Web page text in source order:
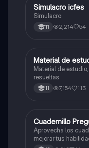
ICFES: Lectura Crítica
Simulacro icfes
Simulacro
11 2,214 54
ICFES: Matemáticas
Material de
Material de
resueltas
11 7,154 113
ICFES: Inglés
Cuadernillo
Aprovecha los
mejorar tus
Prueba Saber 11. 🫡